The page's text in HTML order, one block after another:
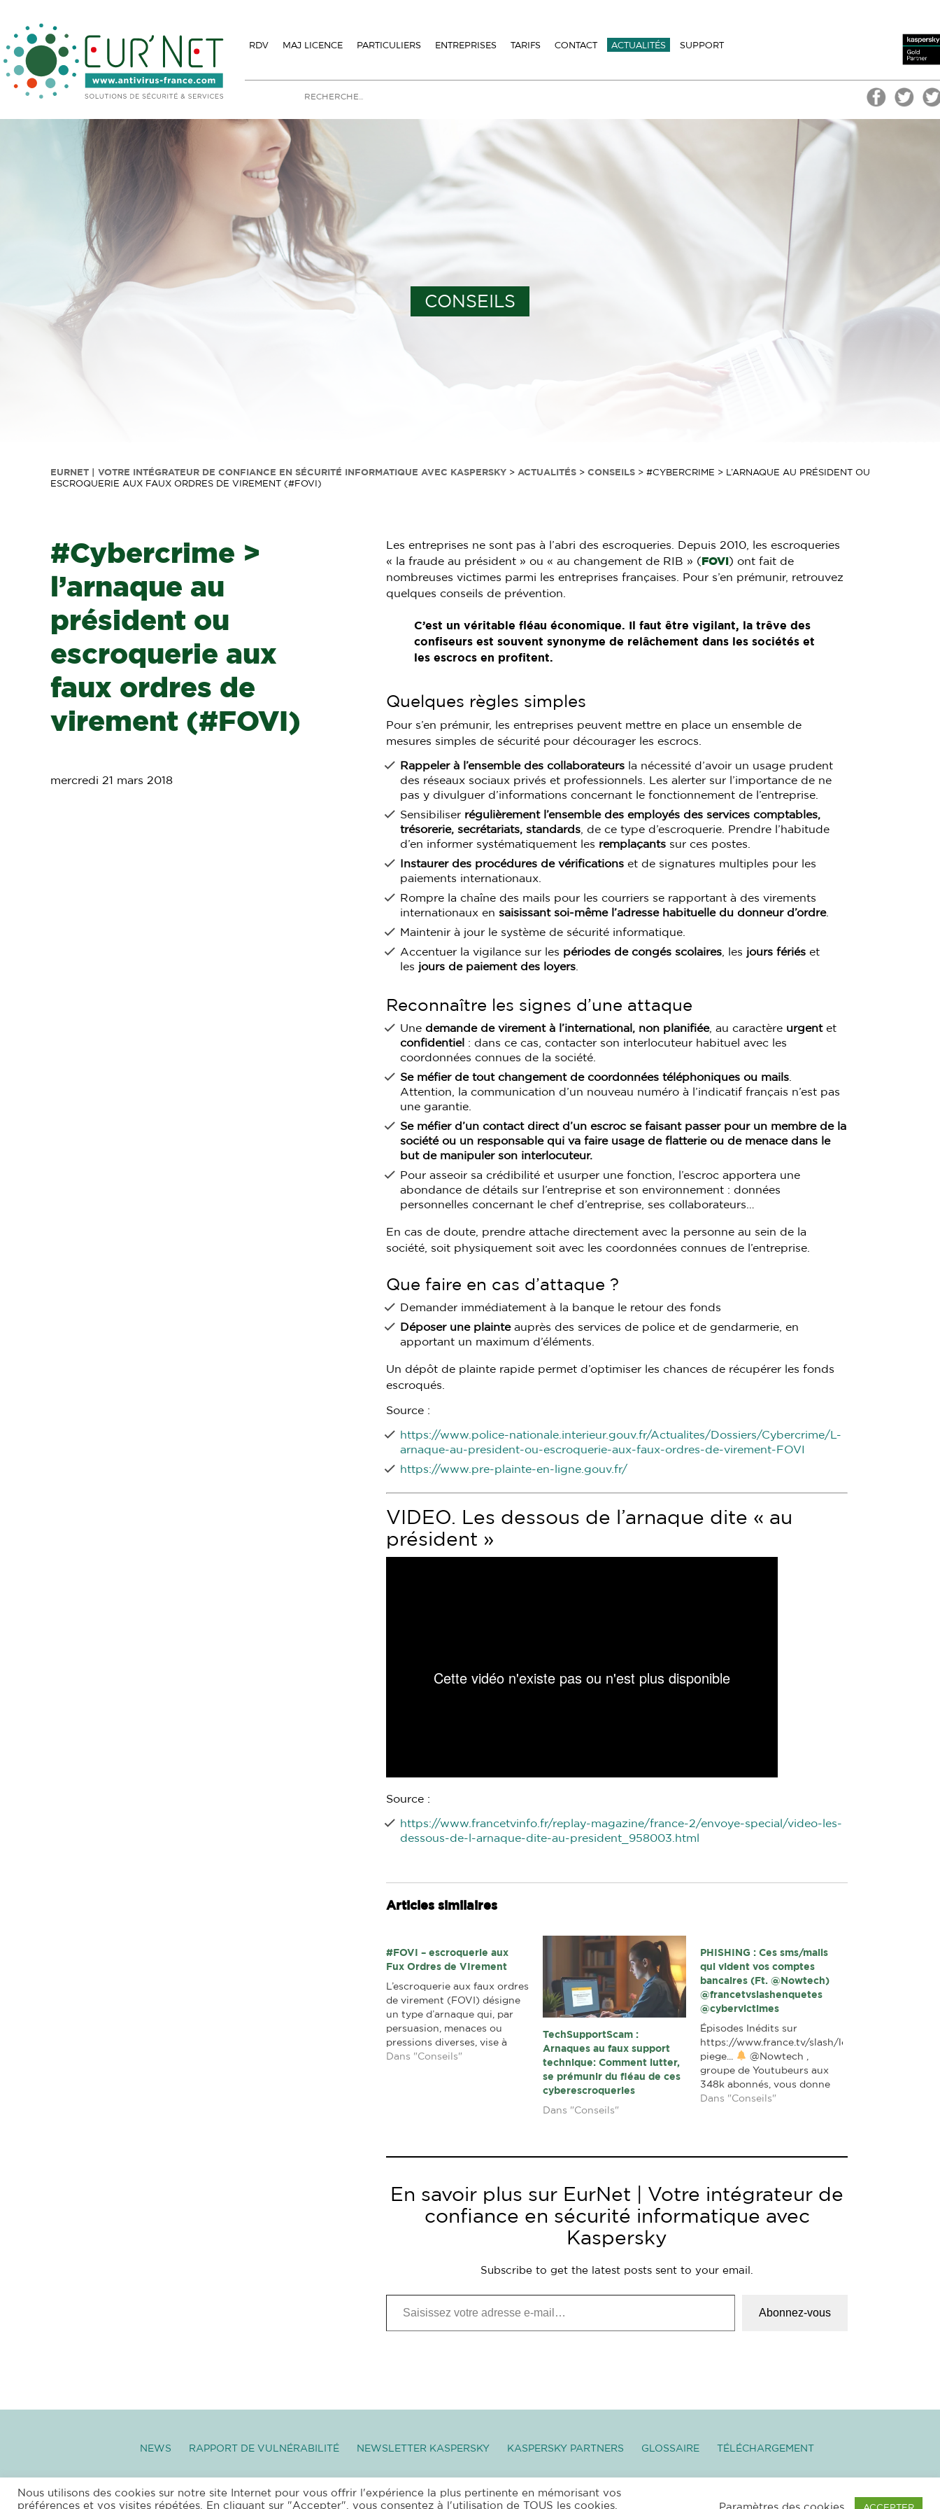
RDV MAJ LICENCE PARTICULIERS ENTREPRISES TARIFS CONTACT ACTUALITÉS SUPPORT
CONSEILS
EURNET | VOTRE INTÉGRATEUR DE CONFIANCE EN SÉCURITÉ INFORMATIQUE AVEC KASPERSKY > ACTUALITÉS > CONSEILS > #CYBERCRIME > L’ARNAQUE AU PRÉSIDENT OU
ESCROQUERIE AUX FAUX ORDRES DE VIREMENT (#FOVI)
#Cybercrime >
l’arnaque au
président ou
escroquerie aux
faux ordres de
virement (#FOVI)
mercredi 21 mars 2018
Les entreprises ne sont pas à l’abri des escroqueries. Depuis 2010, les escroqueries
« la fraude au président » ou « au changement de RIB » ( FOVI ) ont fait de
nombreuses victimes parmi les entreprises françaises. Pour s’en prémunir, retrouvez
quelques conseils de prévention.
C’est un véritable fléau économique. Il faut être vigilant, la trêve des
confiseurs est souvent synonyme de relâchement dans les sociétés et
les escrocs en profitent.
Quelques règles simples
Pour s’en prémunir, les entreprises peuvent mettre en place un ensemble de
mesures simples de sécurité pour décourager les escrocs.
Rappeler à l’ensemble des collaborateurs la nécessité d’avoir un usage prudent
des réseaux sociaux privés et professionnels. Les alerter sur l’importance de ne
pas y divulguer d’informations concernant le fonctionnement de l’entreprise.
Sensibiliser régulièrement l’ensemble des employés des services comptables,
trésorerie, secrétariats, standards , de ce type d’escroquerie. Prendre l’habitude
d’en informer systématiquement les remplaçants sur ces postes.
Instaurer des procédures de vérifications et de signatures multiples pour les
paiements internationaux.
Rompre la chaîne des mails pour les courriers se rapportant à des virements
internationaux en saisissant soi-même l’adresse habituelle du donneur d’ordre.
Maintenir à jour le système de sécurité informatique.
Accentuer la vigilance sur les périodes de congés scolaires , les jours fériés et
les jours de paiement des loyers
Reconnaître les signes d’une attaque
Une demande de virement à l’international, non planifiée, au caractère urgentet
confidentiel : dans ce cas, contacter son interlocuteur habituel avec les
coordonnées connues de la société.
Se méfier de tout changement de coordonnées téléphoniques ou mails
Attention, la communication d’un nouveau numéro à l’indicatif français n’est pas
une garantie.
Se méfier d’un contact direct d’un escroc se faisant passer pour un membre de la
société ou un responsable qui va faire usage de flatterie ou de menace dans le
but de manipuler son interlocuteur.
Pour asseoir sa crédibilité et usurper une fonction, l’escroc apportera une
abondance de détails sur l’entreprise et son environnement : données
personnelles concernant le chef d’entreprise, ses collaborateurs…
En cas de doute, prendre attache directement avec la personne au sein de la
société, soit physiquement soit avec les coordonnées connues de l’entreprise.
Que faire en cas d’attaque ?
Demander immédiatement à la banque le retour des fonds
Déposer une plainteauprès des services de police et de gendarmerie, en
apportant un maximum d’éléments.
Un dépôt de plainte rapide permet d’optimiser les chances de récupérer les fonds
escroqués.
Source :
https://www.police-nationale.interieur.gouv.fr/Actualites/Dossiers/Cybercrime/L-
arnaque-au-president-ou-escroquerie-aux-faux-ordres-de-virement-FOVI
https://www.pre-plainte-en-ligne.gouv.fr/
VIDEO. Les dessous de l’arnaque dite « au
président »
Source :
https://www.francetvinfo.fr/replay-magazine/france-2/envoye-special/video-les-
dessous-de-l-arnaque-dite-au-president_958003.html
Articles similaires
#FOVI – escroquerie aux
Fux Ordres de VIrement
L’escroquerie aux faux ordres
de virement (FOVI) désigne
un type d’arnaque qui, par
persuasion, menaces ou
pressions diverses, vise à
amener la victime à réaliser
« d’arnaque au Président ».
Dans "Conseils"
TechSupportScam :
Arnaques au faux support
technique: Comment lutter,
se prémunir du fléau de ces
cyberescroqueries
Dans "Conseils"
PHISHING : Ces sms/mails
qui vident vos comptes
bancaires (Ft. @Nowtech)
@francetvslashenquetes
@cybervictimes
Épisodes Inédits sur
https://www.france.tv/slash/les-
piege...
@Nowtech ,
groupe de Youtubeurs aux
348k abonnés, vous donne
les clés pour comprendre les
téléphoniques trompeurs
cartes bancaires et vider vos
comptes.…
Dans "Conseils"
En savoir plus sur EurNet | Votre intégrateur de
confiance en sécurité informatique avec
Kaspersky
Subscribe to get the latest posts sent to your email.
Saisissez votre adresse e-mail…
Abonnez-vous
NEWS RAPPORT DE VULNÉRABILITÉ NEWSLETTER KASPERSKY KASPERSKY PARTNERS GLOSSAIRE TÉLÉCHARGEMENT
–SITEMAP|XML|RSS|PROTECTION DES DONNÉES PERSONNELLES|MENTIONS LÉGALES
Nous utilisons des cookies sur notre site Internet pour vous offrir l'expérience la plus pertinente en mémorisant vos
préférences et vos visites répétées. En cliquant sur "Accepter", vous consentez à l'utilisation de TOUS les cookies.